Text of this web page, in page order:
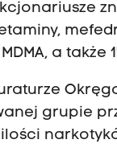
a także
grupie